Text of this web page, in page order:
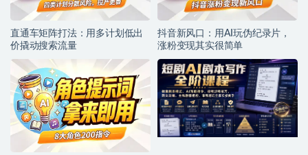
直通车矩阵打法：用多计划低出
价撬动搜索流量
抖音新风口：用AI玩伪纪录片，
涨粉变现其实很简单